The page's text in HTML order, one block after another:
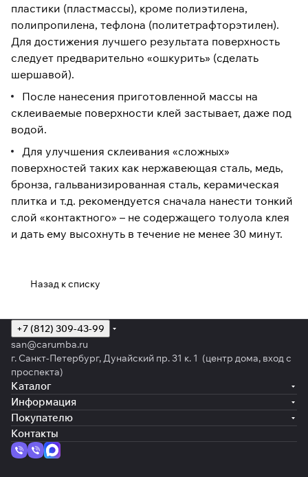
пластики (пластмассы), кроме полиэтилена,
полипропилена, тефлона (политетрафторэтилен).
Для достижения лучшего результата поверхность
следует предварительно «ошкурить» (сделать
шершавой).
После нанесения приготовленной массы на
склеиваемые поверхности клей застывает, даже под
водой.
Для улучшения склеивания «сложных»
поверхностей таких как нержавеющая сталь, медь,
бронза, гальванизированная сталь, керамическая
плитка и т.д. рекомендуется сначала нанести тонкий
слой «контактного» – не содержащего толуола клея
и дать ему высохнуть в течение не менее 30 минут.
Назад к списку
+7 (812) 309-43-99
san@carumba.ru
г. Санкт-Петербург, Дунайский пр. 31 к. 1 (центр дома, вход с
проспекта)
Каталог
Информация
Покупателю
Контакты